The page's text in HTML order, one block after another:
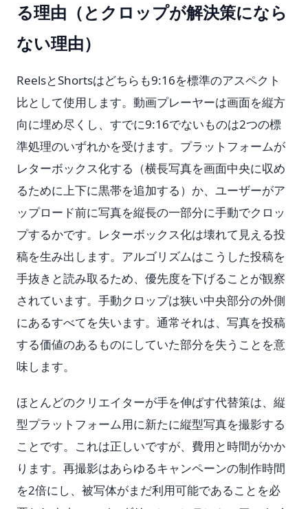
る理由（とクロップが解決策になら
ない理由）
ReelsとShortsはどちらも9:16を標準のアスペクト
比として使用します。動画プレーヤーは画面を縦方
向に埋め尽くし、すでに9:16でないものは2つの標
準処理のいずれかを受けます。プラットフォームが
レターボックス化する（横長写真を画面中央に収め
るために上下に黒帯を追加する）か、ユーザーがア
ップロード前に写真を縦長の一部分に手動でクロッ
プするかです。レターボックス化は壊れて見える投
稿を生み出します。アルゴリズムはこうした投稿を
手抜きと読み取るため、優先度を下げることが観察
されています。手動クロップは狭い中央部分の外側
にあるすべてを失います。通常それは、写真を投稿
する価値のあるものにしていた部分を失うことを意
味します。
ほとんどのクリエイターが手を伸ばす代替策は、縦
型プラットフォーム用に新たに縦型写真を撮影する
ことです。これは正しいですが、費用と時間がかか
ります。再撮影はあらゆるキャンペーンの制作時間
を2倍にし、被写体がまだ利用可能であることを必